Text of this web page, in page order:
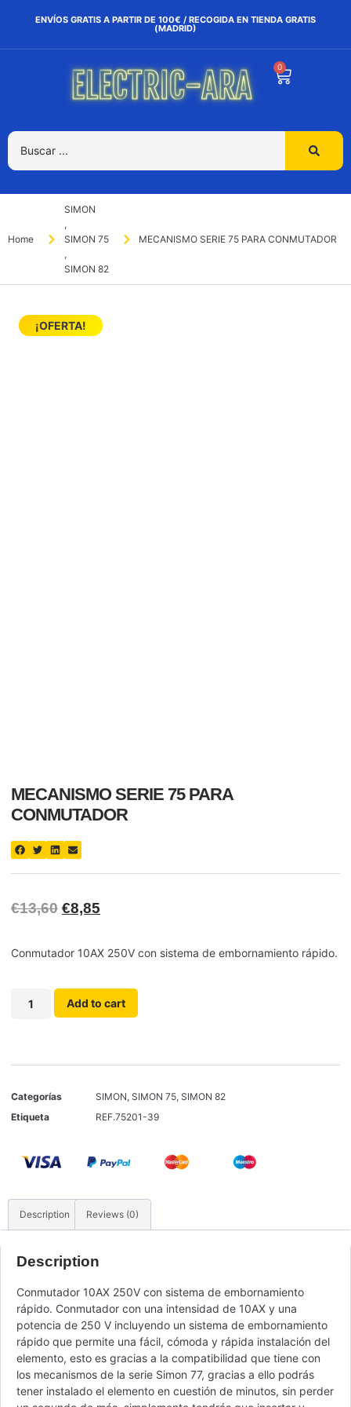
ENVÍOS GRATIS A PARTIR DE 100€ / RECOGIDA EN TIENDA GRATIS
(MADRID)
0
Home
SIMON
,
SIMON 75
,
SIMON 82
MECANISMO SERIE 75 PARA CONMUTADOR
¡OFERTA!
MECANISMO SERIE 75 PARA
CONMUTADOR
€13,60 €8,85
Conmutador 10AX 250V con sistema de embornamiento rápido.
Add to cart
Categorías SIMON, SIMON 75, SIMON 82
Etiqueta
REF.75201-39
Description Reviews (0)
Description
Conmutador 10AX 250V con sistema de embornamiento
rápido. Conmutador con una intensidad de 10AX y una
potencia de 250 V incluyendo un sistema de embornamiento
rápido que permite una fácil, cómoda y rápida instalación del
elemento, esto es gracias a la compatibilidad que tiene con
los mecanismos de la serie Simon 77, gracias a ello podrás
tener instalado el elemento en cuestión de minutos, sin perder